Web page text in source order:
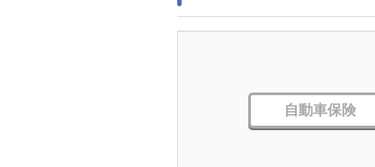
自動車保険